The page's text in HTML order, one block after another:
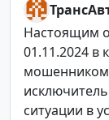
Настоящим
01.11.2024 в
ситуации в